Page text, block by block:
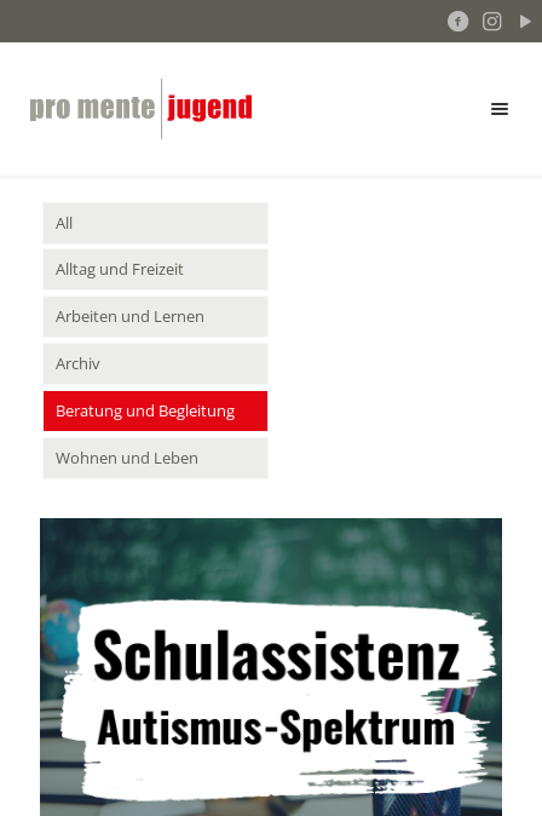
All
Alltag und Freizeit
Arbeiten und Lernen
Archiv
Beratung und Begleitung
Wohnen und Leben